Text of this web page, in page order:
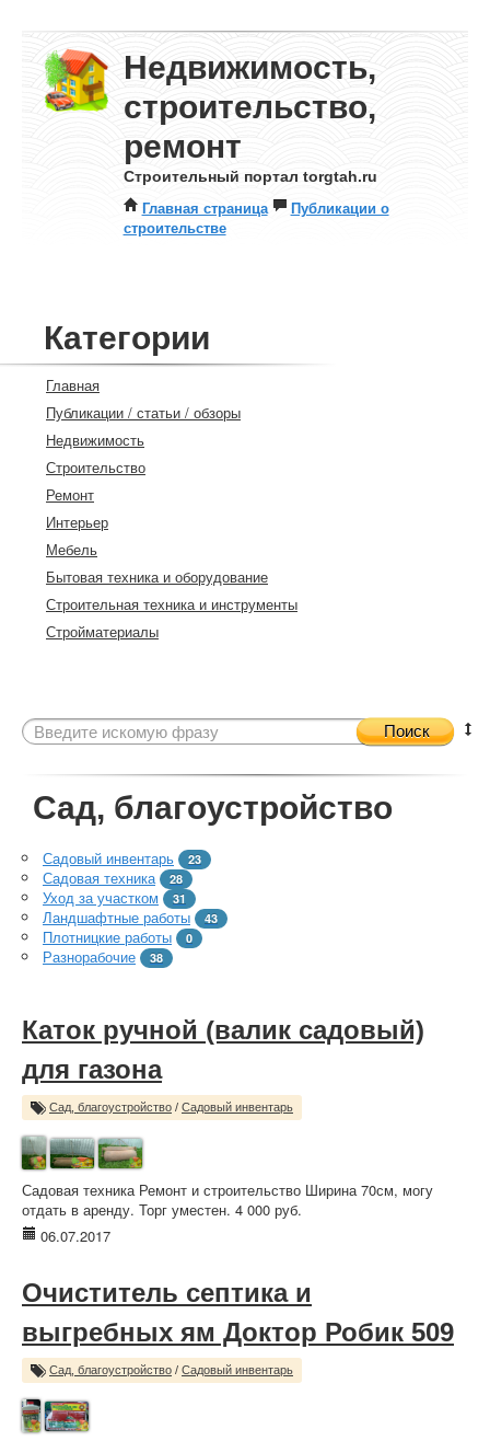
Недвижимость,
строительство,
ремонт
Строительный портал torgtah.ru
Главная страница
Публикации о
строительстве
Категории
Главная
Публикации / статьи / обзоры
Недвижимость
Строительство
Ремонт
Интерьер
Мебель
Бытовая техника и оборудование
Строительная техника и инструменты
Стройматериалы
Поиск
Сад, благоустройство
Садовый инвентарь 23
Садовая техника 28
Уход за участком 31
Ландшафтные работы 43
Плотницкие работы 0
Разнорабочие 38
Каток ручной (валик садовый)
для газона
Сад, благоустройство / Садовый инвентарь
Садовая техника Ремонт и строительство Ширина 70см, могу
отдать в аренду. Торг уместен. 4 000 руб.
06.07.2017
Очиститель септика и
выгребных ям Доктор Робик 509
Сад, благоустройство / Садовый инвентарь